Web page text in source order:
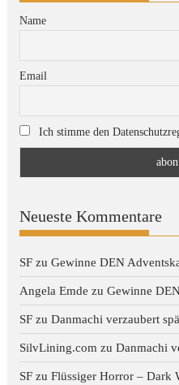
Name
Email
Ich stimme den
Neueste Kommentare
SF zuGewinne DEN
Angela Emde zuGewinne
SF zuDanmachi verzaubert
SilvLining.com zuDanmachi
SF zuFlüssiger Horror – Dark